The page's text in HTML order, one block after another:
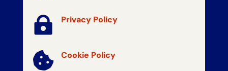
 Privacy Policy
 Cookie Policy